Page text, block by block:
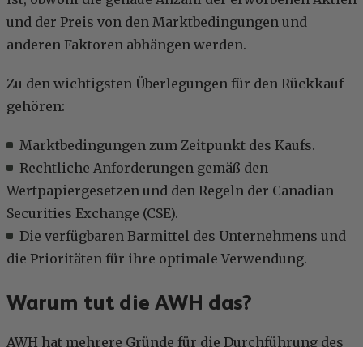
und der Preis von den Marktbedingungen und
anderen Faktoren abhängen werden.
Zu den wichtigsten Überlegungen für den Rückkauf
gehören:
Marktbedingungen zum Zeitpunkt des Kaufs.
Rechtliche Anforderungen gemäß den
Wertpapiergesetzen und den Regeln der Canadian
Securities Exchange (CSE).
Die verfügbaren Barmittel des Unternehmens und
die Prioritäten für ihre optimale Verwendung.
Warum tut die AWH das?
AWH hat mehrere Gründe für die Durchführung des